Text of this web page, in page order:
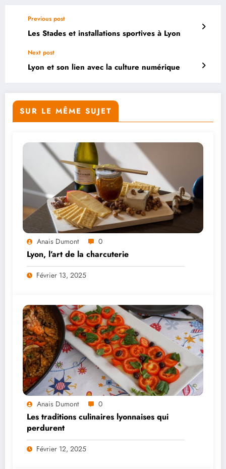
Previous post
Les Stades et installations sportives à Lyon
Next post
Lyon et son lien avec la culture numérique
SUR LE MÊME SUJET
Anais Dumont 0
Lyon, l’art de la charcuterie
Février 13, 2025
Anais Dumont 0
Les traditions culinaires lyonnaises qui
perdurent
Février 12, 2025